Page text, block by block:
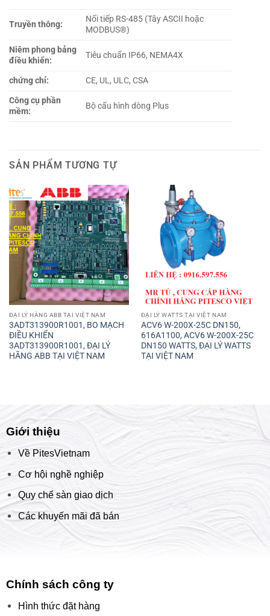
Truyền thông:
Nối tiếp RS-485 (Tây ASCII hoặc
MODBUS®)
Niêm phong bảng
điều khiển:
Tiêu chuẩn IP66, NEMA4X
chứng chỉ:
CE, UL, ULC, CSA
Công cụ phần
mềm:
Bộ cấu hình dòng Plus
SẢN PHẨM TƯƠNG TỰ
ĐẠI LÝ HÃNG ABB TẠI VIỆT NAM
3ADT313900R1001, BO MẠCH
ĐIỀU KHIỂN
3ADT313900R1001, ĐẠI LÝ
HÃNG ABB TẠI VIỆT NAM
ĐẠI LÝ WATTS TẠI VIỆT NAM
ACV6 W-200X-25C DN150,
616A1100, ACV6 W-200X-25C
DN150 WATTS, ĐẠI LÝ WATTS
TẠI VIỆT NAM
Giới thiệu
Về PitesVietnam
Cơ hội nghề nghiệp
Quy chế sàn giao dịch
Các khuyến mãi đã bán
Chính sách công ty
Hình thức đặt hàng